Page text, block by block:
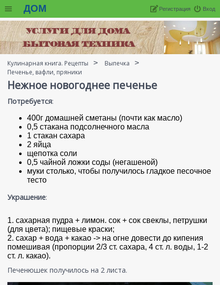
ДОМ Вход
Регистрация
Кулинарная книга. Рецепты
Выпечка
Печенье, вафли, пряники
Нежное новогоднее печенье
Потребуется:
400г домашней сметаны (почти как масло)
0,5 стакана подсолнечного масла
1 стакан сахара
2 яйца
щепотка соли
0,5 чайной ложки соды (негашеной)
муки столько, чтобы получилось гладкое песочное
тесто
Украшение:
1. сахарная пудра + лимон. сок + сок свеклы, петрушки
(для цвета); пищевые краски;
2. сахар + вода + какао -> на огне довести до кипения
помешивая (пропорции 2/3 ст. сахара, 4 ст. л. воды, 1-2
ст. л. какао).
Печенюшек получилось на 2 листа.